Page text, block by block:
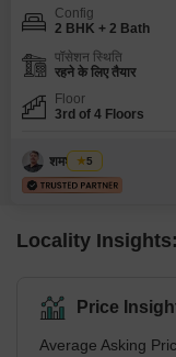
Config
2 BHK + 2 Bath
पॉसेशन स्थिति
रहने के लिए तैयार
Floor
3rd of 4 Floors
शमशेर खान
5
Locality
Price
Average Asking